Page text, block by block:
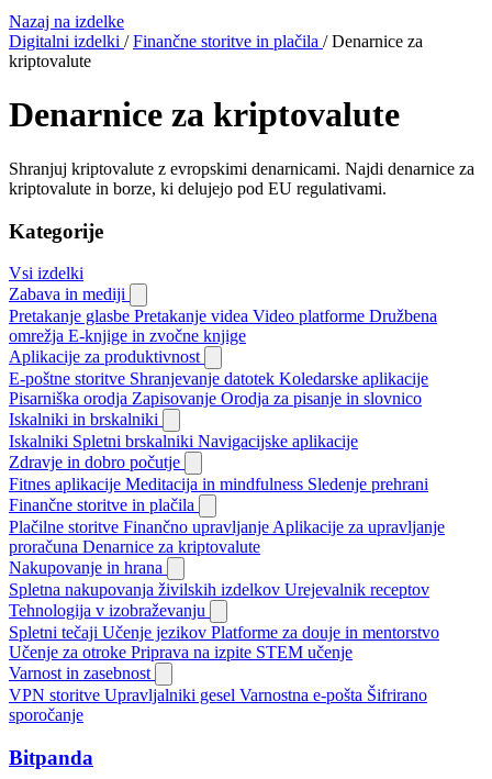
Nazaj na izdelke
Digitalni izdelki / Finančne storitve in plačila / Denarnice za
kriptovalute
Denarnice za kriptovalute
Shranjuj kriptovalute z evropskimi denarnicami. Najdi denarnice za
kriptovalute in borze, ki delujejo pod EU regulativami.
Kategorije
Vsi izdelki
Zabava in mediji
Pretakanje glasbe Pretakanje videa Video platforme Družbena
omrežja E-knjige in zvočne knjige
Aplikacije za produktivnost
E-poštne storitve Shranjevanje datotek Koledarske aplikacije
Pisarniška orodja Zapisovanje Orodja za pisanje in slovnico
Iskalniki in brskalniki
Iskalniki Spletni brskalniki Navigacijske aplikacije
Zdravje in dobro počutje
Fitnes aplikacije Meditacija in mindfulness Sledenje prehrani
Finančne storitve in plačila
Plačilne storitve Finančno upravljanje Aplikacije za upravljanje
proračuna Denarnice za kriptovalute
Nakupovanje in hrana
Spletna nakupovanja živilskih izdelkov Urejevalnik receptov
Tehnologija v izobraževanju
Spletni tečaji Učenje jezikov Platforme za douje in mentorstvo
Učenje za otroke Priprava na izpite STEM učenje
Varnost in zasebnost
VPN storitve Upravljalniki gesel Varnostna e-pošta Šifrirano
sporočanje
Bitpanda